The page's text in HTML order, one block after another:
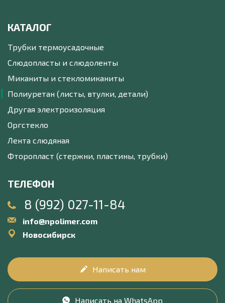
КАТАЛОГ
Трубки термоусадочные
Слюдопласты и слюдоленты
Миканиты и стекломиканиты
Полиуретан (листы, втулки, детали)
Другая электроизоляция
Оргстекло
Лента слюдяная
Фторопласт (стержни, пластины, трубки)
ТЕЛЕФОН
8 (992) 027-11-84
info@npolimer.com
Новосибирск
Написать нам
Написать на WhatsApp